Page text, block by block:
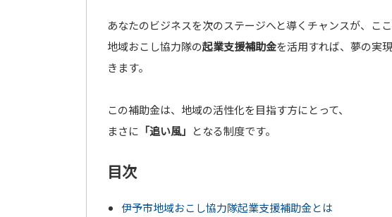
あなたのビジネスを次のステージへと導くチャンスが、ここ
地域おこし協力隊の起業支援補助金を活用すれば、夢の実
きます。
この補助金は、地域の活性化を目指す方にとって、
まさに 「追い風」 となる制度です。
目次
伊予市地域おこし協力隊起業支援補助金とは